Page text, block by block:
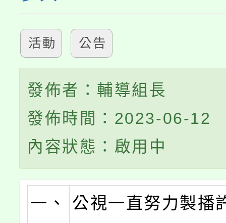
活動 公告
發佈者：輔導組長
發佈時間：2023-06-12
內容狀態：啟用中
一、
公視一直努力製播